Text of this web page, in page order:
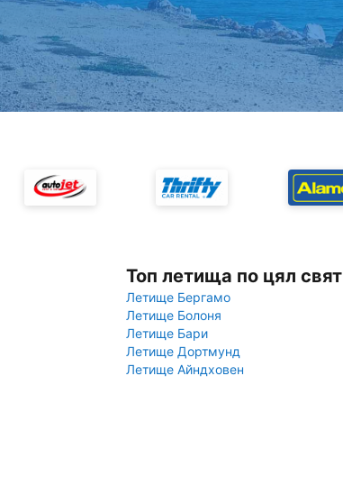
Топ летища по цял свят
Летище Бергамо
Летище Болоня
Летище Бари
Летище Дортмунд
Летище Айндховен